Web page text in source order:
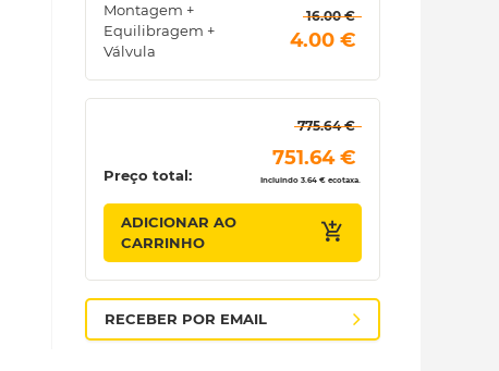
Montagem +
Equilibragem +
Válvula
16.00 €
4.00 €
Preço total:
775.64 €
751.64 €
Incluindo 3.64 € ecotaxa.
ADICIONAR AO
CARRINHO
RECEBER POR EMAIL